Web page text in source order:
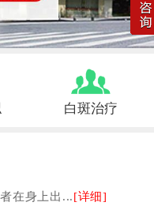
白斑治疗
在身上出...[详细]